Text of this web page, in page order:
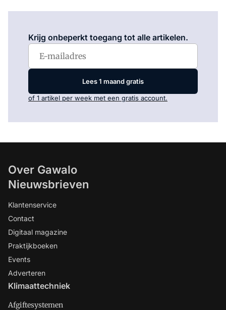
Krijg onbeperkt toegang tot alle artikelen.
Lees 1 maand gratis
of 1 artikel per week met een gratis account.
Over Gawalo
Nieuwsbrieven
Klantenservice
Contact
Digitaal magazine
Praktijkboeken
Events
Adverteren
Klimaattechniek
Afgiftesystemen